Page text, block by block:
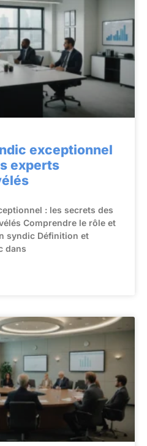
exceptionnel
experts
: les secrets des
Comprendre le rôle et
syndic Définition et
dans